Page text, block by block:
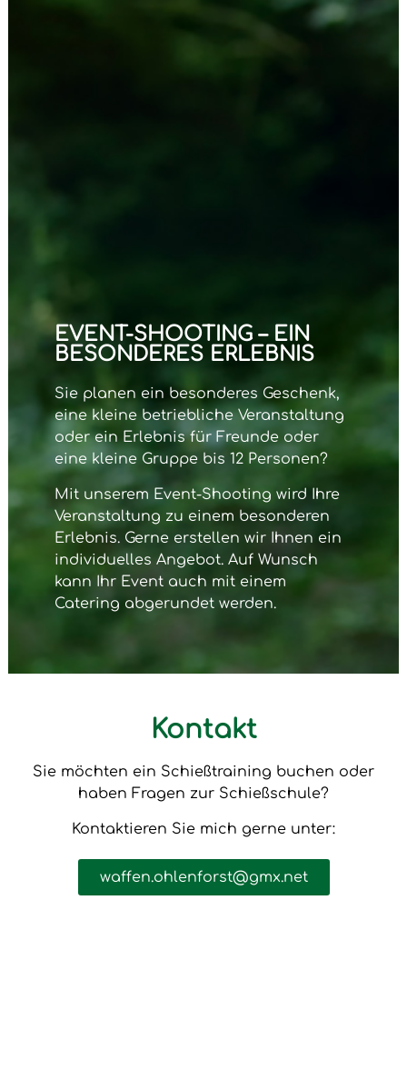
EVENT-SHOOTING – EIN
BESONDERES ERLEBNIS
Sie planen ein besonderes Geschenk,
eine kleine betriebliche Veranstaltung
oder ein Erlebnis für Freunde oder
eine kleine Gruppe bis 12 Personen?
Mit unserem Event-Shooting wird Ihre
Veranstaltung zu einem besonderen
Erlebnis. Gerne erstellen wir Ihnen ein
individuelles Angebot. Auf Wunsch
kann Ihr Event auch mit einem
Catering abgerundet werden.
Kontakt
Sie möchten ein Schießtraining buchen oder
haben Fragen zur Schießschule?
Kontaktieren Sie mich gerne unter:
waffen.ohlenforst@gmx.net